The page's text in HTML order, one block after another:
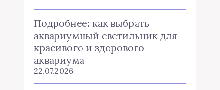
Подробнее: как выбрать
аквариумный светильник для
красивого и здорового
аквариума
22.07.2026